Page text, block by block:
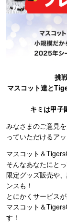
挑
マスコット達と
キミは甲子
みなさまのご意見
っていただけるア
マスコット＆
そんなあなたにと
限定グッズ販売や
ンスも！
とにかくサービス
マスコット＆
す！